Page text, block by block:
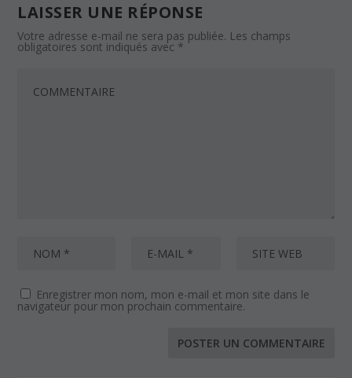
LAISSER UNE RÉPONSE
Votre adresse e-mail ne sera pas publiée. Les champs
obligatoires sont indiqués avec *
Enregistrer mon nom, mon e-mail et mon site dans le
navigateur pour mon prochain commentaire.